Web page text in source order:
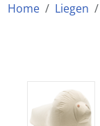
Home Liegen